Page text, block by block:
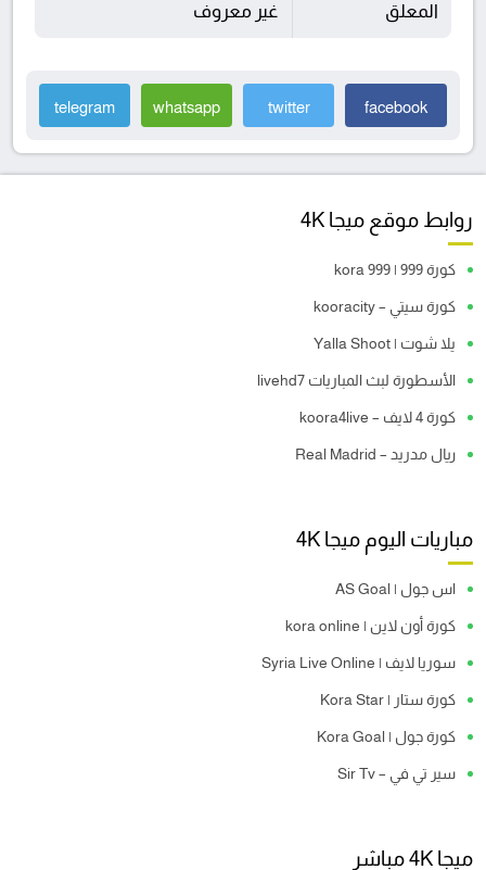
المعلق غير معروف
facebook
twitter
whatsapp
telegram
روابط موقع ميجا 4K
كورة 999 | kora 999
كورة سيتي – kooracity
يلا شوت | Yalla Shoot
الأسطورة لبث المباريات livehd7
كورة 4 لايف – koora4live
ريال مدريد – Real Madrid
مباريات اليوم ميجا 4K
اس جول | AS Goal
كورة أون لاين | kora online
سوريا لايف | Syria Live Online
كورة ستار | Kora Star
كورة جول | Kora Goal
سير تي في – Sir Tv
ميجا 4K مباشر